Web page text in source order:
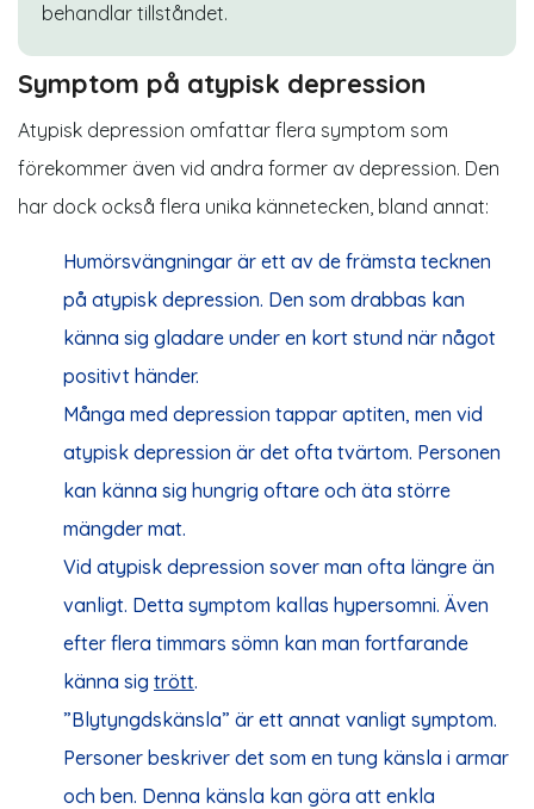
behandlar tillståndet.
Symptom på atypisk depression
Atypisk depression omfattar flera symptom som
förekommer även vid andra former av depression. Den
har dock också flera unika kännetecken, bland annat:
Humörsvängningar är ett av de främsta tecknen
på atypisk depression. Den som drabbas kan
känna sig gladare under en kort stund när något
positivt händer.
Många med depression tappar aptiten, men vid
atypisk depression är det ofta tvärtom. Personen
kan känna sig hungrig oftare och äta större
mängder mat.
Vid atypisk depression sover man ofta längre än
vanligt. Detta symptom kallas hypersomni. Även
efter flera timmars sömn kan man fortfarande
känna sig trött.
”Blytyngdskänsla” är ett annat vanligt symptom.
Personer beskriver det som en tung känsla i armar
och ben. Denna känsla kan göra att enkla